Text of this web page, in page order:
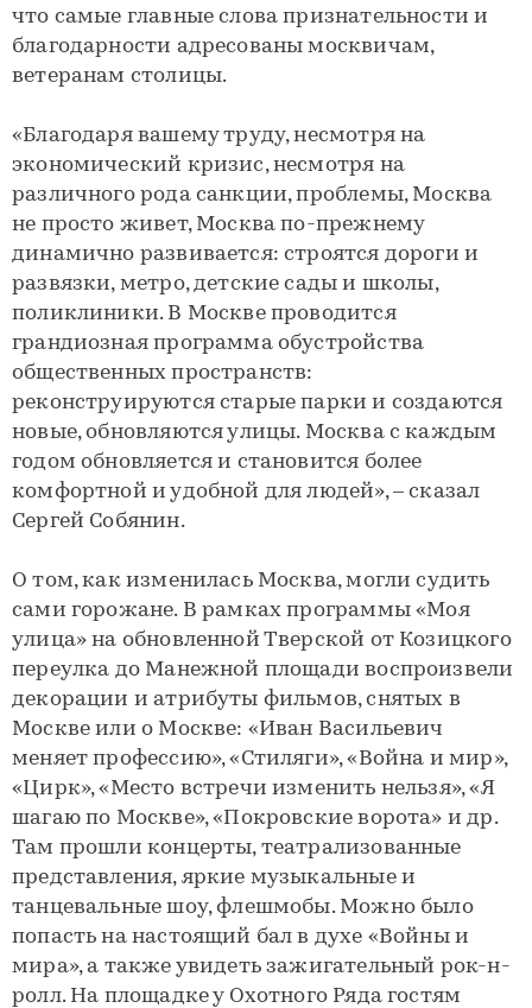
что самые главные слова признательности и
благодарности адресованы москвичам,
ветеранам столицы.
«Благодаря вашему труду, несмотря на
экономический кризис, несмотря на
различного рода санкции, проблемы, Москва
не просто живет, Москва по-прежнему
динамично развивается: строятся дороги и
развязки, метро, детские сады и школы,
поликлиники. В Москве проводится
грандиозная программа обустройства
общественных пространств:
реконструируются старые парки и создаются
новые, обновляются улицы. Москва с каждым
годом обновляется и становится более
комфортной и удобной для людей», – сказал
Сергей Собянин.
О том, как изменилась Москва, могли судить
сами горожане. В рамках программы «Моя
улица» на обновленной Тверской от Козицкого
переулка до Манежной площади воспроизвели
декорации и атрибуты фильмов, снятых в
Москве или о Москве: «Иван Васильевич
меняет профессию», «Стиляги», «Война и мир»,
«Цирк», «Место встречи изменить нельзя», «Я
шагаю по Москве», «Покровские ворота» и др.
Там прошли концерты, театрализованные
представления, яркие музыкальные и
танцевальные шоу, флешмобы. Можно было
попасть на настоящий бал в духе «Войны и
мира», а также увидеть зажигательный рок-н-
ролл. На площадке у Охотного Ряда гостям